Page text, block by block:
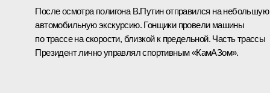
После осмотра полигона В.Путин отправился на небольшую
автомобильную экскурсию. Гонщики провели машины
по трассе на скорости, близкой к предельной. Часть трассы
Президент лично управлял спортивным «КамАЗом».